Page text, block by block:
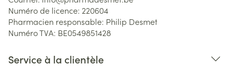
Numéro de licence: 220604
Pharmacien responsable: Philip Desmet
Numéro TVA: BE0549851428
Service à la clientèle